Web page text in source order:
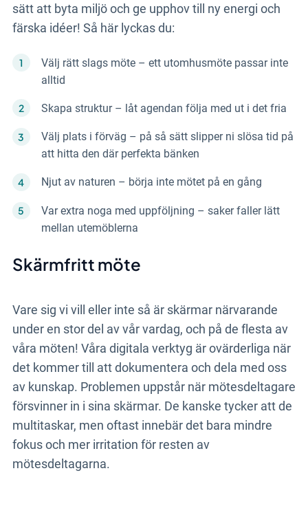
sätt att byta miljö och ge upphov till ny energi och
färska idéer! Så här lyckas du:
Välj rätt slags möte – ett utomhusmöte passar inte
alltid
Skapa struktur – låt agendan följa med ut i det fria
Välj plats i förväg – på så sätt slipper ni slösa tid på
att hitta den där perfekta bänken
Njut av naturen – börja inte mötet på en gång
Var extra noga med uppföljning – saker faller lätt
mellan utemöblerna
Skärmfritt möte
Vare sig vi vill eller inte så är skärmar närvarande
under en stor del av vår vardag, och på de flesta av
våra möten! Våra digitala verktyg är ovärderliga när
det kommer till att dokumentera och dela med oss
av kunskap. Problemen uppstår när mötesdeltagare
försvinner in i sina skärmar. De kanske tycker att de
multitaskar, men oftast innebär det bara mindre
fokus och mer irritation för resten av
mötesdeltagarna.